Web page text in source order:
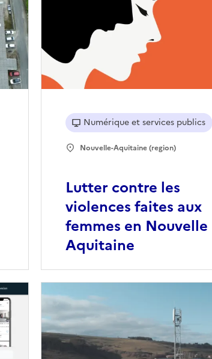
Lutter contre les
violences faites aux
femmes en Nouvelle
Aquitaine
Numérique et services publics
Nouvelle-Aquitaine (region)